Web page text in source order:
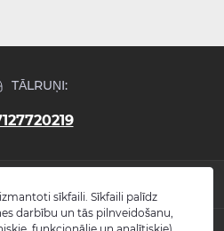
TĀLRUŅI:
sīkfaili. Sīkfaili palīdz
darbību un tās pilnveidošanu,